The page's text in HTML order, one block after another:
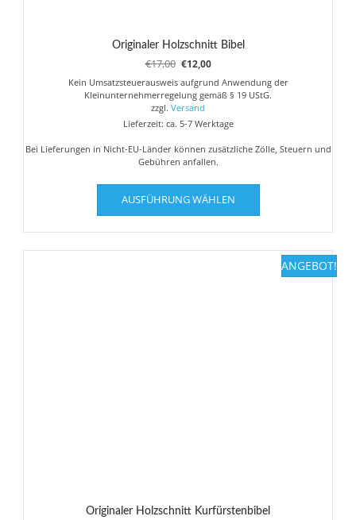
Originaler Holzschnitt Bibel
€17,00 Ursprünglicher
Preis
war:
€17,00
€12,00Aktueller
Preis
ist:
Kein Umsatzsteuerausweis aufgrund Anwendung der
Kleinunternehmerregelung gemäß § 19 UStG.
zzgl. Versand
Lieferzeit: ca. 5-7 Werktage
Bei Lieferungen in Nicht-EU-Länder können zusätzliche Zölle, Steuern und
Gebühren anfallen.
AUSFÜHRUNG WÄHLEN
Dieses
weist
mehrere
Varianten
ANGEBOT!
Originaler Holzschnitt Kurfürstenbibel